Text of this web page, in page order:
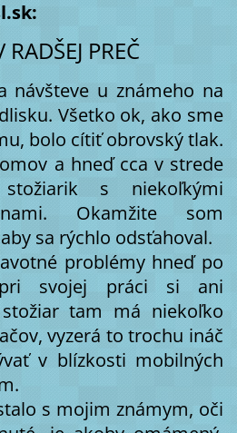
PREČ
návšteve u známeho na
Všetko ok, ako sme
bolo cítiť obrovský tlak.
a hneď cca v strede
s niekoľkými
Okamžite som
sa rýchlo odsťahoval.
problémy hneď po
svojej práci si ani
tam má niekoľko
vyzerá to trochu ináč
v blízkosti mobilných
s mojim známym, oči